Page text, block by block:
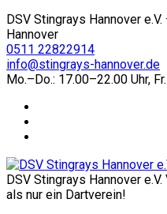
DSV Stingrays Hannover e.V.
Hannover
0511 22822914
info@stingrays-hannover.de
Mo.–Do.: 17.00–22.00 Uhr,
DSV Stingrays Hannover
als nur ein Dartverein!